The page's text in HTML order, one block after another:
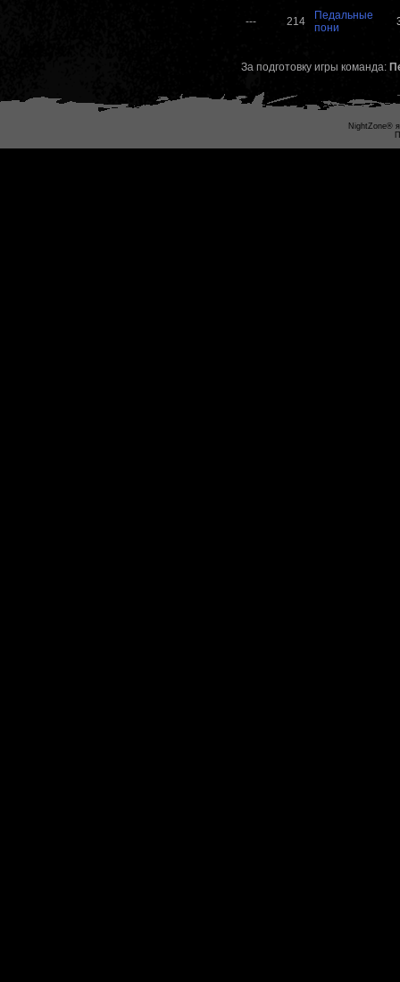
--- 214
Педальные
пони
За подготовку игры команда:
NightZone®